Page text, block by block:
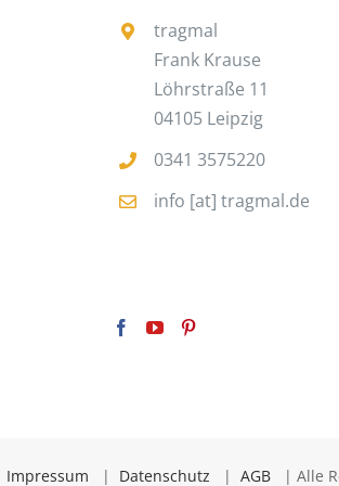
tragmal
Frank Krause
Löhrstraße 11
04105 Leipzig
0341 3575220
info [at] tragmal.de
Impressum | Datenschutz | AGB | Alle